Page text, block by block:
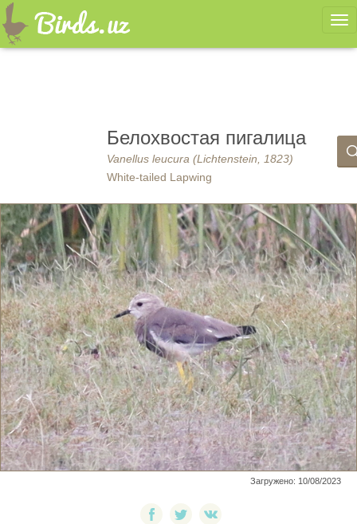
Белохвостая пигалица
Vanellus leucura (Lichtenstein, 1823)
White-tailed Lapwing
Загружено: 10/08/2023